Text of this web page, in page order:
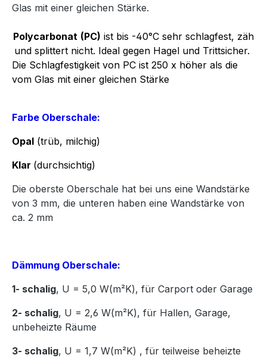
Glas mit einer gleichen Stärke.
Polycarbonat (PC) ist bis -40°C sehr schlagfest, zäh
und splittert nicht. Ideal gegen Hagel und Trittsicher.
Die Schlagfestigkeit von PC ist 250 x höher als die
vom Glas mit einer gleichen Stärke
Farbe Oberschale:
Opal (trüb, milchig)
Klar (durchsichtig)
Die oberste Oberschale hat bei uns eine Wandstärke
von 3 mm, die unteren haben eine Wandstärke von
ca. 2 mm
Dämmung Oberschale:
1- schalig, U = 5,0 W(m²K), für Carport oder Garage
2- schalig, U = 2,6 W(m²K), für Hallen, Garage,
unbeheizte Räume
3- schalig, U = 1,7 W(m²K) , für teilweise beheizte